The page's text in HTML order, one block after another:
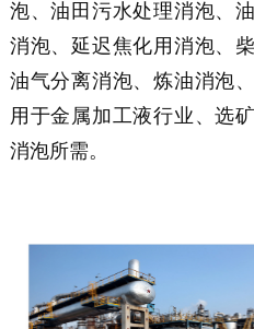
泡、油田污水处理消泡、
消泡、延迟焦化用消泡、
油气分离消泡、炼油消泡
用于金属加工液行业、选
消泡所需。